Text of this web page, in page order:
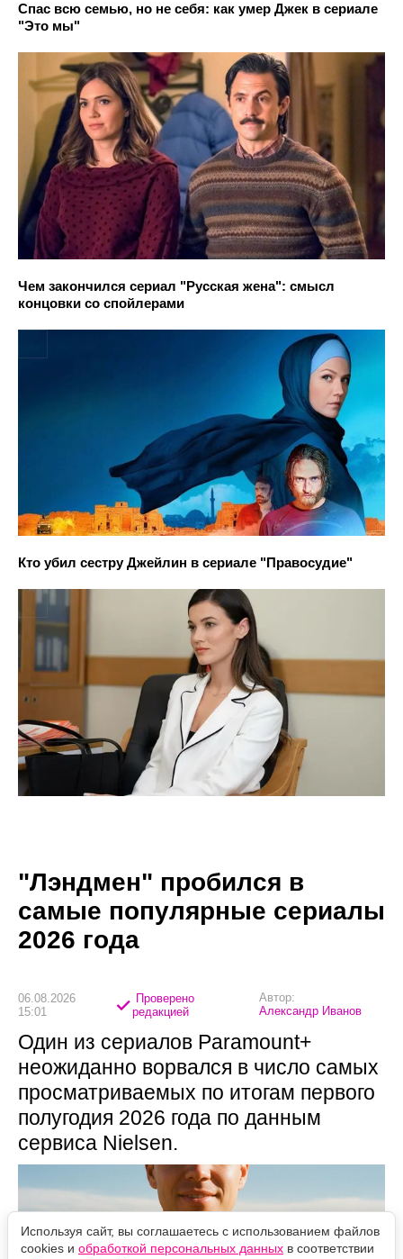
Спас всю семью, но не себя: как умер Джек в сериале
"Это мы"
Чем закончился сериал "Русская жена": смысл
концовки со спойлерами
Кто убил сестру Джейлин в сериале "Правосудие"
"Лэндмен" пробился в
самые популярные сериалы
2026 года
06.08.2026
15:01
Проверено
редакцией
Автор:
Александр Иванов
Один из сериалов Paramount+
неожиданно ворвался в число самых
просматриваемых по итогам первого
полугодия 2026 года по данным
сервиса Nielsen.
Используя сайт, вы соглашаетесь с использованием файлов
cookies и обработкой персональных данных в соответствии